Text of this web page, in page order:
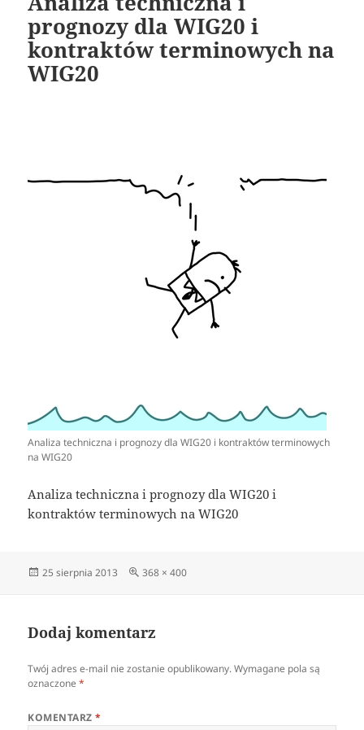
prognozy dla WIG20 i
kontraktów terminowych na
WIG20
Analiza techniczna i prognozy dla WIG20 i kontraktów terminowych
na WIG20
Analiza techniczna i prognozy dla WIG20 i
kontraktów terminowych na WIG20
Data
25 sierpnia 2013
Pełny
368 × 400
Dodaj komentarz
Twój adres e-mail nie zostanie opublikowany. Wymagane pola są
oznaczone*
KOMENTARZ*